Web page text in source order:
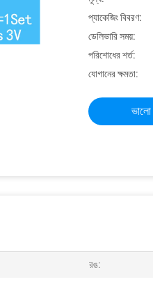
প্যাকেজিং বিবরণ:
ডেলিভারি সময়:
পরিশোধের শর্ত:
যোগানের ক্ষমতা:
ভালো
রঙ: